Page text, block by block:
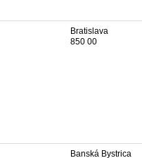
Bratislava
850 00
Banská Bystrica